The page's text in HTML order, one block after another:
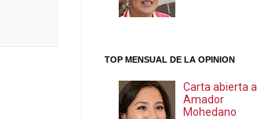
TOP MENSUAL DE LA OPINION
Carta abierta a
Amador
Mohedano